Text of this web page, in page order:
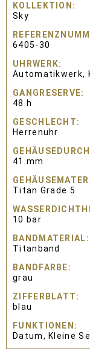
KOLLEKTION
Sky
6405-30
UHRWERK
Automatikwerk,
GANGRESERVE
48 h
GESCHLECHT
Herrenuhr
41 mm
Titan Grade 5
10 bar
BANDMATERIAL
Titanband
BANDFARBE
grau
ZIFFERBLATT
blau
FUNKTIONEN
Datum, Kleine